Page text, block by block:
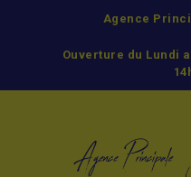
Agence
Ouverture du Lundi
LOUER